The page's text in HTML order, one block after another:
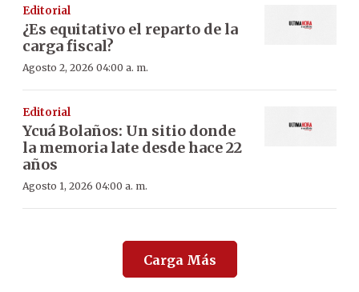
Editorial
¿Es equitativo el reparto de la
carga fiscal?
Agosto 2, 2026 04:00 a. m.
Editorial
Ycuá Bolaños: Un sitio donde
la memoria late desde hace 22
años
Agosto 1, 2026 04:00 a. m.
Carga Más